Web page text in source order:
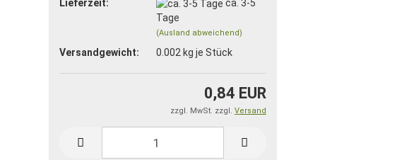
Lieferzeit:
ca. 3-5
Tage
(Ausland abweichend)
Versandgewicht: 0.002 kg je Stück
0,84 EUR
zzgl. MwSt. zzgl. Versand